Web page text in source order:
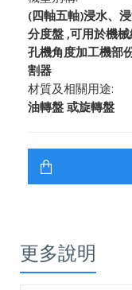
(四軸五軸)浸水、
分度盤 ,可用於機
孔機角度加工機部
割器
材質及相關用途:
油轉盤 或旋轉盤
更多說明